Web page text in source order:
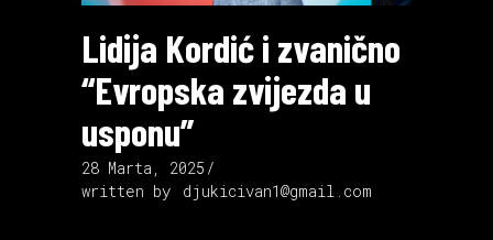
Lidija Kordić i zvanično
“Evropska zvijezda u
usponu”
28 Marta, 2025
written by
djukicivan1@gmail.com